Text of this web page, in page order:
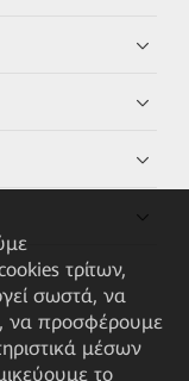
τρίτων,
σωστά, να
να προσφέρουμε
μέσων
το